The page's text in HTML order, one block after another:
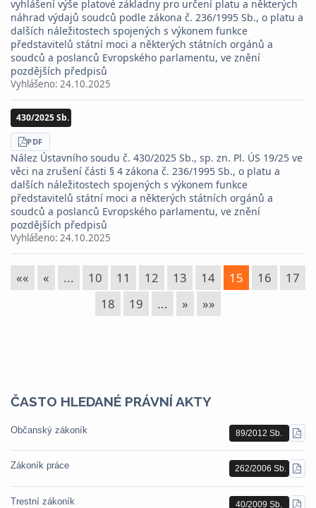
vyhlášení výše platové základny pro určení platu a některých
náhrad výdajů soudců podle zákona č. 236/1995 Sb., o platu a
dalších náležitostech spojených s výkonem funkce
představitelů státní moci a některých státních orgánů a
soudců a poslanců Evropského parlamentu, ve znění
pozdějších předpisů
Vyhlášeno: 24.10.2025
430/2025 Sb.
STÁHNOUT
PDF
Nález Ústavního soudu č. 430/2025 Sb., sp. zn. Pl. ÚS 19/25 ve
věci na zrušení části § 4 zákona č. 236/1995 Sb., o platu a
dalších náležitostech spojených s výkonem funkce
představitelů státní moci a některých státních orgánů a
soudců a poslanců Evropského parlamentu, ve znění
pozdějších předpisů
Vyhlášeno: 24.10.2025
«« « ... 10 11 12 13 14 15 16
17
18
19 ... » »»
ČASTO HLEDANÉ PRÁVNÍ AKTY
Občanský zákoník 89/2012 Sb.
PDF
Zákoník práce 262/2006 Sb.
PDF
Trestní zákoník 40/2009 Sb.